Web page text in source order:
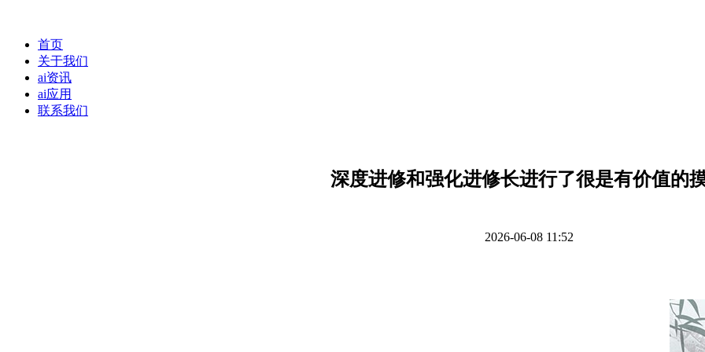
首页
关于我们
ai资讯
ai应用
联系我们
深度进修和强化进修长进行了很是有价值的
2026-06-08 11:52